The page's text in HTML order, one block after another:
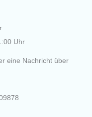
Uhr
eine Nachricht über